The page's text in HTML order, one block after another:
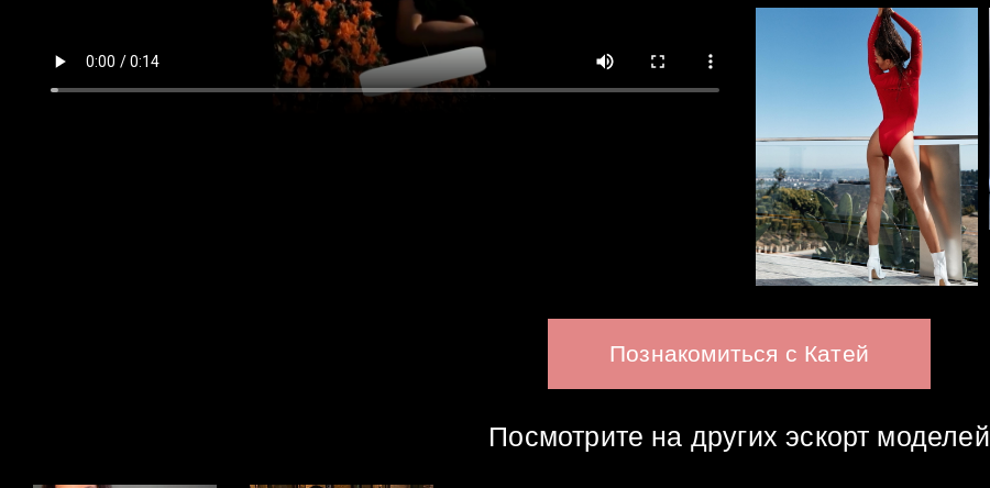
Познакомиться с Катей
Посмотрите на других эскорт моделей